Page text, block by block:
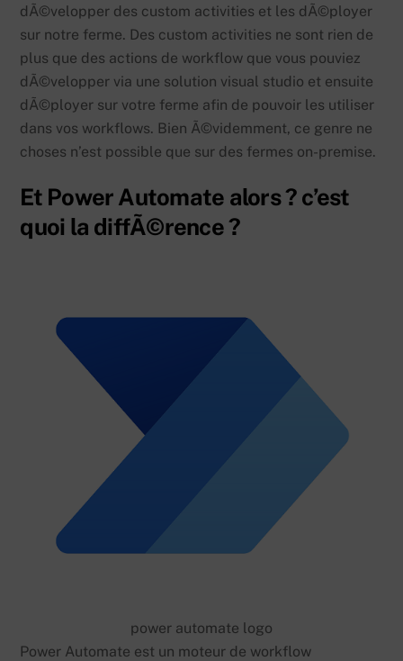
dÃ©velopper des custom activities et les dÃ©ployer
sur notre ferme. Des custom activities ne sont rien de
plus que des actions de workflow que vous pouviez
dÃ©velopper via une solution visual studio et ensuite
dÃ©ployer sur votre ferme afin de pouvoir les utiliser
dans vos workflows. Bien Ã©videmment, ce genre ne
choses n’est possible que sur des fermes on-premise.
Et Power Automate alors ? c’est
quoi la diffÃ©rence ?
power automate logo
Power Automate est un moteur de workflow